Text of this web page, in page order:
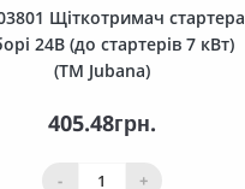
Щіткотримач стартера
24В (до стартерів 7 кВт)
(TM Jubana)
405.48грн.
- +